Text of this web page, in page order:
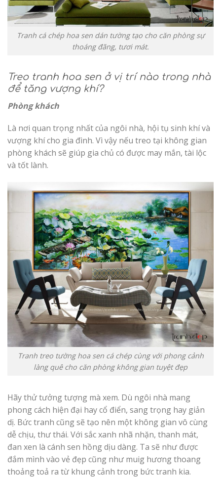
Tranh cá chép hoa sen dán tường tạo cho căn phòng sự
thoáng đãng, tươi mát.
Treo tranh hoa sen ở vị trí nào trong nhà
để tăng vượng khí?
Phòng khách
Là nơi quan trọng nhất của ngôi nhà, hội tụ sinh khí và
vượng khí cho gia đình. Vì vậy nếu treo tại không gian
phòng khách sẽ giúp gia chủ có được may mắn, tài lộc
và tốt lành.
Tranh treo tường hoa sen cá chép cùng với phong cảnh
làng quê cho căn phòng không gian tuyệt đẹp
Hãy thử tưởng tượng mà xem. Dù ngôi nhà mang
phong cách hiện đại hay cổ điển, sang trọng hay giản
dị. Bức tranh cũng sẽ tạo nên một không gian vô cùng
dễ chịu, thư thái. Với sắc xanh nhã nhặn, thanh mát,
đan xen là cánh sen hồng dịu dàng. Ta sẽ như được
đắm mình vào vẻ đẹp cũng như muig hương thoang
thoảng toả ra từ khung cảnh trong bức tranh kia.